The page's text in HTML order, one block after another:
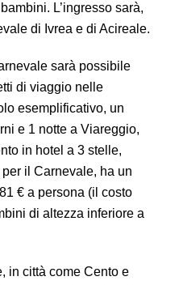
L’ingresso sarà,
di Ivrea e di Acireale.
sarà possibile
di viaggio nelle
esemplificativo, un
e 1 notte a Viareggio,
in hotel a 3 stelle,
il Carnevale, ha un
€ a persona (il costo
di altezza inferiore a
in città come Cento e